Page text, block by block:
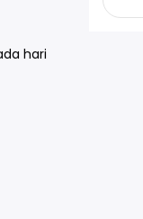
hari